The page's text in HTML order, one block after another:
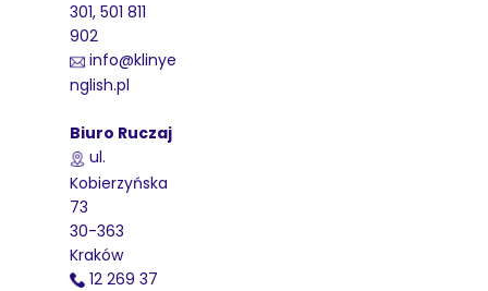
301, 501 811
902
info@klinye
nglish.pl
Biuro Ruczaj
ul.
Kobierzyńska
73
30-363
Kraków
12 269 37